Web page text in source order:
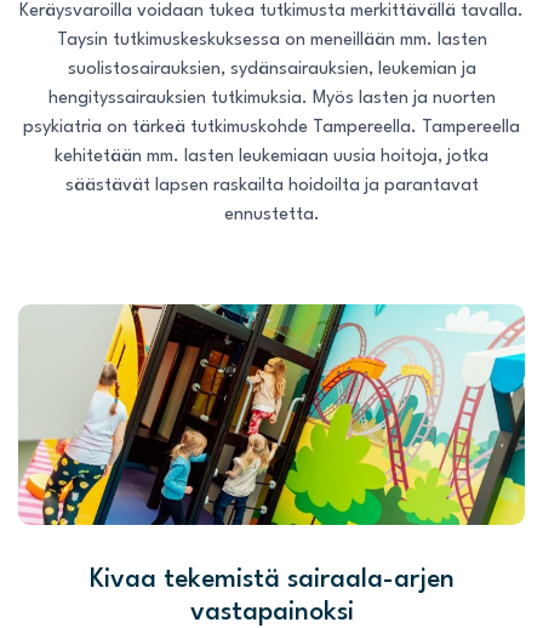
Keräysvaroilla voidaan tukea tutkimusta merkittävällä tavalla.
Taysin tutkimuskeskuksessa on meneillään mm. lasten
suolistosairauksien, sydänsairauksien, leukemian ja
hengityssairauksien tutkimuksia. Myös lasten ja nuorten
psykiatria on tärkeä tutkimuskohde Tampereella. Tampereella
kehitetään mm. lasten leukemiaan uusia hoitoja, jotka
säästävät lapsen raskailta hoidoilta ja parantavat
ennustetta.
Kivaa tekemistä sairaala-arjen
vastapainoksi